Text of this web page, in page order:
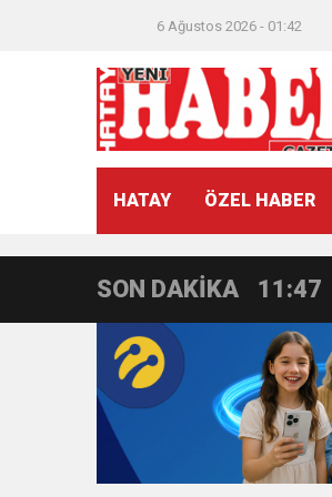
6 Ağustos 2026 - 01:42
HATAY ÖZEL HABER
SON DAKİKA
21:40
11:47
18:55
11:57
21:40